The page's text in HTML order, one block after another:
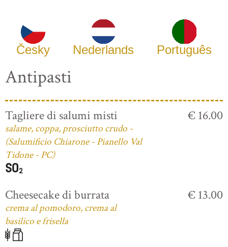
Česky Nederlands Português
Antipasti
Tagliere di salumi misti
salame, coppa, prosciutto crudo -
(Salumificio Chiarone - Pianello Val
Tidone - PC)
€ 16.00
Cheesecake di burrata
crema al pomodoro, crema al
basilico e frisella
€ 13.00